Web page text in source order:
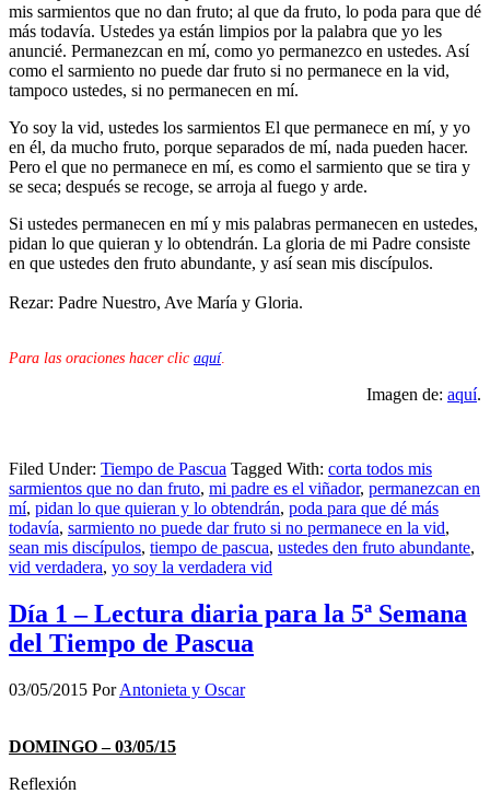
mis sarmientos que no dan fruto; al que da fruto, lo poda para que dé
más todavía. Ustedes ya están limpios por la palabra que yo les
anuncié. Permanezcan en mí, como yo permanezco en ustedes. Así
como el sarmiento no puede dar fruto si no permanece en la vid,
tampoco ustedes, si no permanecen en mí.
Yo soy la vid, ustedes los sarmientos El que permanece en mí, y yo
en él, da mucho fruto, porque separados de mí, nada pueden hacer.
Pero el que no permanece en mí, es como el sarmiento que se tira y
se seca; después se recoge, se arroja al fuego y arde.
Si ustedes permanecen en mí y mis palabras permanecen en ustedes,
pidan lo que quieran y lo obtendrán. La gloria de mi Padre consiste
en que ustedes den fruto abundante, y así sean mis discípulos.
Rezar: Padre Nuestro, Ave María y Gloria.
Para las oraciones hacer clic aquí.
Imagen de: aquí.
Filed Under: Tiempo de Pascua Tagged With: corta todos mis
sarmientos que no dan fruto, mi padre es el viñador, permanezcan en
mí, pidan lo que quieran y lo obtendrán, poda para que dé más
todavía, sarmiento no puede dar fruto si no permanece en la vid,
sean mis discípulos, tiempo de pascua, ustedes den fruto abundante,
vid verdadera, yo soy la verdadera vid
Día 1 – Lectura diaria para la 5ª Semana
del Tiempo de Pascua
03/05/2015 PorAntonieta y Oscar
DOMINGO – 03/05/15
Reflexión